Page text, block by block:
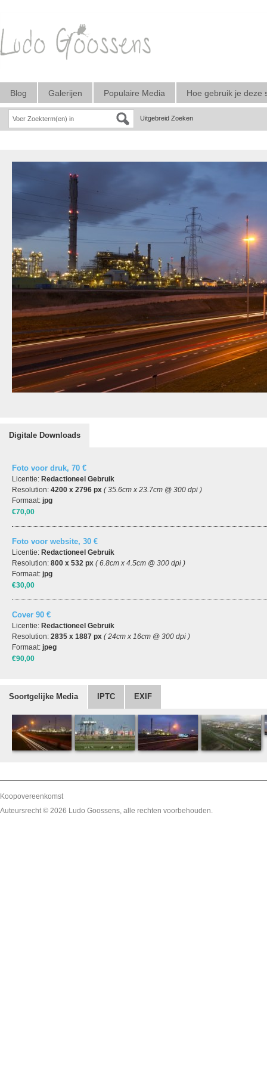
Blog Galerijen Populaire Media Hoe gebruik je deze
Uitgebreid Zoeken
Digitale Downloads
Foto voor druk, 70 €
Licentie: Redactioneel Gebruik
Resolution: 4200 x 2796 px ( 35.6cm x 23.7cm @ 300 dpi )
Formaat: jpg
€70,00
Foto voor website, 30 €
Licentie: Redactioneel Gebruik
Resolution: 800 x 532 px ( 6.8cm x 4.5cm @ 300 dpi )
Formaat: jpg
€30,00
Cover 90 €
Licentie: Redactioneel Gebruik
Resolution: 2835 x 1887 px ( 24cm x 16cm @ 300 dpi )
Formaat: jpeg
€90,00
Soortgelijke Media IPTC EXIF
Koopovereenkomst
Auteursrecht © 2026 Ludo Goossens, alle rechten voorbehouden.